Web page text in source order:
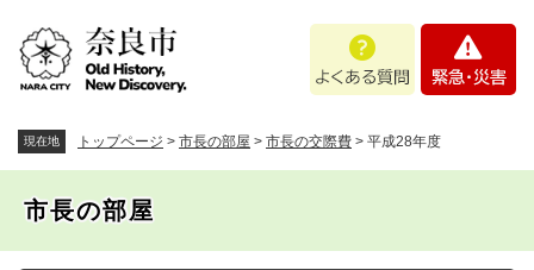
あ
問
・
現在地 トップページ > 市長の部屋 > 市長の交際費 > 平成28年度
市長の部屋